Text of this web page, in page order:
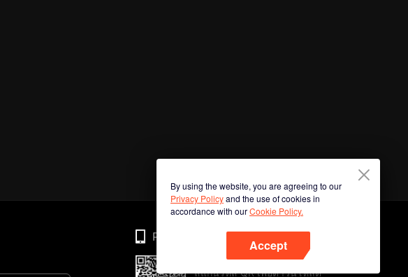
By using the website, you are agreeing to our
Privacy Policyand the use of cookies in
accordance with ourCookie Policy.
Accept
Phone
สแกนรหัส QR เพื่อดาวน์โหลด